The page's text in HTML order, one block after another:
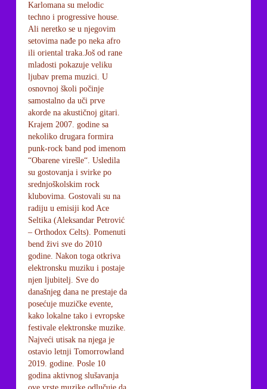
Karlomana su melodic
techno i progressive house.
Ali neretko se u njegovim
setovima nađe po neka afro
ili oriental traka.Još od rane
mladosti pokazuje veliku
ljubav prema muzici. U
osnovnoj školi počinje
samostalno da uči prve
akorde na akustičnoj gitari.
Krajem 2007. godine sa
nekoliko drugara formira
punk-rock band pod imenom
“Obarene virešle“. Usledila
su gostovanja i svirke po
srednjoškolskim rock
klubovima. Gostovali su na
radiju u emisiji kod Ace
Seltika (Aleksandar Petrović
– Orthodox Celts). Pomenuti
bend živi sve do 2010
godine. Nakon toga otkriva
elektronsku muziku i postaje
njen ljubitelj. Sve do
današnjeg dana ne prestaje da
posećuje muzičke evente,
kako lokalne tako i evropske
festivale elektronske muzike.
Najveći utisak na njega je
ostavio letnji Tomorrowland
2019. godine. Posle 10
godina aktivnog slušavanja